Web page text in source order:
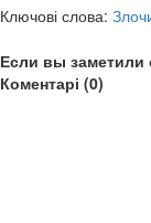
Ключові слова:
Если вы заметили
Коментарі (0)